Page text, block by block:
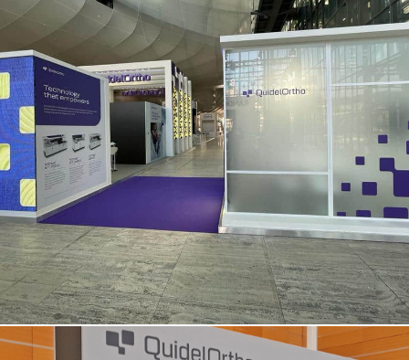
QUIDEL ORTHO | Eurolab – Roma